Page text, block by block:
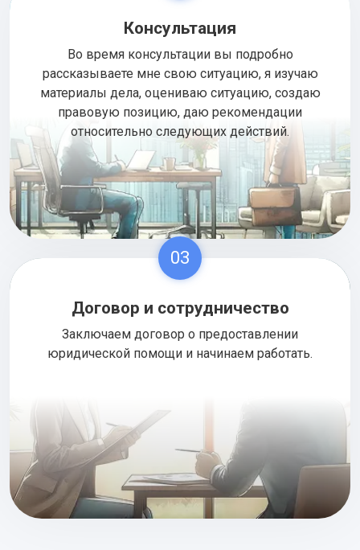
Консультация
Во время консультации вы подробно
рассказываете мне свою ситуацию, я изучаю
материалы дела, оцениваю ситуацию, создаю
правовую позицию, даю рекомендации
относительно следующих действий.
03
Договор и сотрудничество
Заключаем договор о предоставлении
юридической помощи и начинаем работать.